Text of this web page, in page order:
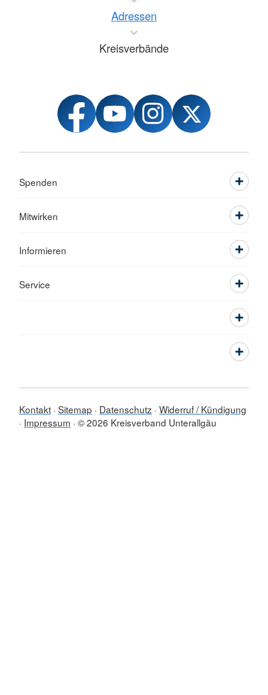
Adressen
Kreisverbände
Spenden
Mitwirken
Informieren
Service
Kontakt Sitemap Datenschutz Widerruf / Kündigung
Impressum © 2026 Kreisverband Unterallgäu